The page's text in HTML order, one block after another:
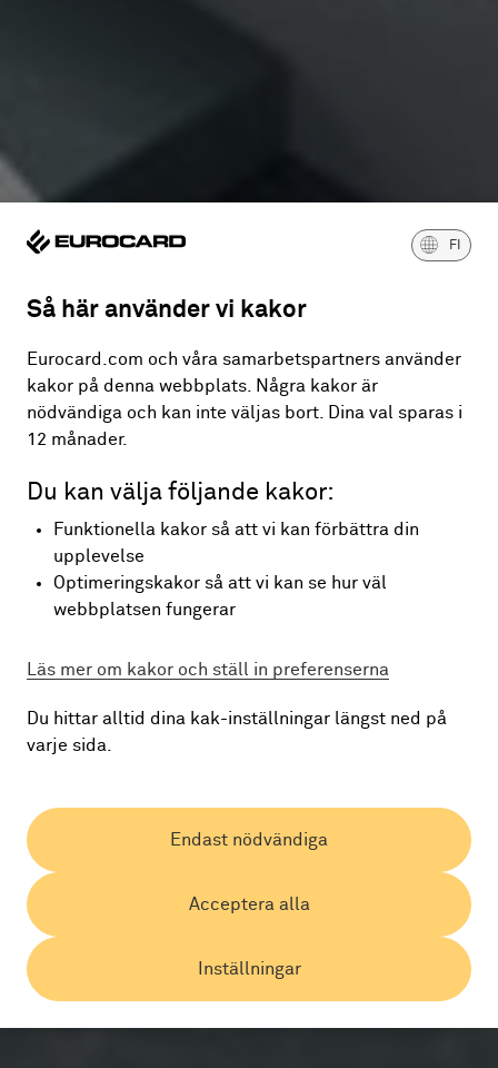
FI
Så här använder vi kakor
Eurocard.com och våra samarbetspartners använder
kakor på denna webbplats. Några kakor är
nödvändiga och kan inte väljas bort. Dina val sparas i
12 månader.
Du kan välja följande kakor:
Funktionella kakor så att vi kan förbättra din
upplevelse
Optimeringskakor så att vi kan se hur väl
webbplatsen fungerar
Läs mer om kakor och ställ in preferenserna
Du hittar alltid dina kak-inställningar längst ned på
varje sida.
Inställningar
Acceptera alla
Endast nödvändiga